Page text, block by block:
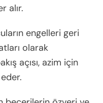
alır.
engelleri geri
olarak
açısı, azim için